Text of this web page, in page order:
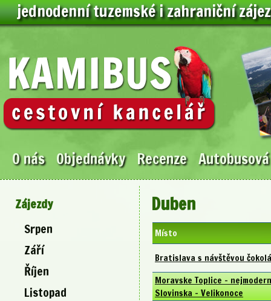
jednodenní tuzemské i zahraniční
O nás Objednávky Recenze
Zájezdy
Srpen
Září
Říjen
Listopad
Duben
Místo
Bratislava s návštěvou
Moravske Toplice –
Slovinska – Velikonoce